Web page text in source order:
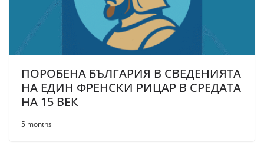
ПОРОБЕНА БЪЛГАРИЯ В СВЕДЕНИЯТА
НА ЕДИН ФРЕНСКИ РИЦАР В СРЕДАТА
НА 15 ВЕК
5 months